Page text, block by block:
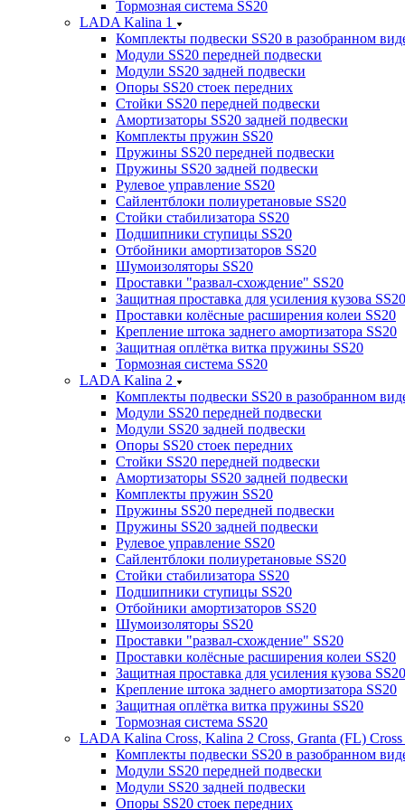
Тормозная система SS20
LADA Kalina 1
Комплекты подвески SS20 в разобранном
Модули SS20 передней подвески
Модули SS20 задней подвески
Опоры SS20 стоек передних
Стойки SS20 передней подвески
Амортизаторы SS20 задней подвески
Комплекты пружин SS20
Пружины SS20 передней подвески
Пружины SS20 задней подвески
Рулевое управление SS20
Сайлентблоки полиуретановые SS20
Стойки стабилизатора SS20
Подшипники ступицы SS20
Отбойники амортизаторов SS20
Шумоизоляторы SS20
Проставки "развал-схождение" SS20
Защитная проставка для усиления кузова SS20
Проставки колёсные расширения колеи SS20
Крепление штока заднего амортизатора SS20
Защитная оплётка витка пружины SS20
Тормозная система SS20
LADA Kalina 2
Комплекты подвески SS20 в разобранном
Модули SS20 передней подвески
Модули SS20 задней подвески
Опоры SS20 стоек передних
Стойки SS20 передней подвески
Амортизаторы SS20 задней подвески
Комплекты пружин SS20
Пружины SS20 передней подвески
Пружины SS20 задней подвески
Рулевое управление SS20
Сайлентблоки полиуретановые SS20
Стойки стабилизатора SS20
Подшипники ступицы SS20
Отбойники амортизаторов SS20
Шумоизоляторы SS20
Проставки "развал-схождение" SS20
Проставки колёсные расширения колеи SS20
Защитная проставка для усиления кузова SS20
Крепление штока заднего амортизатора SS20
Защитная оплётка витка пружины SS20
Тормозная система SS20
LADA Kalina Cross, Kalina 2 Cross, Granta (FL) Cross
Комплекты подвески SS20 в разобранном
Модули SS20 передней подвески
Модули SS20 задней подвески
Опоры SS20 стоек передних